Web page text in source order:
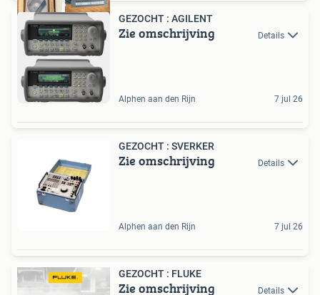
GEZOCHT : AGILENT
Zie omschrijving Details
Alphen aan den Rijn 7 jul 26
GEZOCHT : SVERKER
Zie omschrijving Details
Alphen aan den Rijn 7 jul 26
GEZOCHT : FLUKE
Zie omschrijving Details